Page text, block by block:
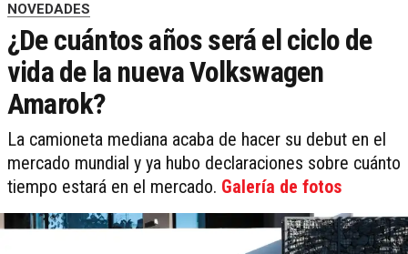
NOVEDADES
¿De cuántos años será el ciclo de
vida de la nueva Volkswagen
Amarok?
La camioneta mediana acaba de hacer su debut en el
mercado mundial y ya hubo declaraciones sobre cuánto
tiempo estará en el mercado. Galería de fotos